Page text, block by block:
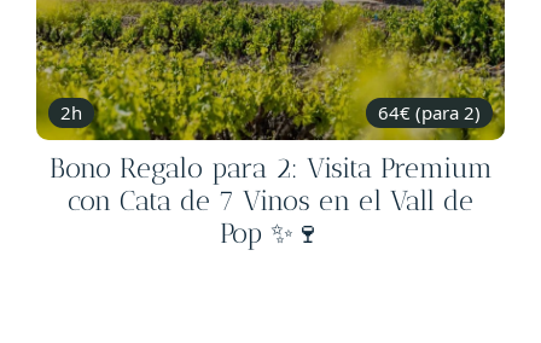
2h 64€ (para 2)
Bono Regalo para 2: Visita Premium
con Cata de 7 Vinos en el Vall de
Pop ✨🍷